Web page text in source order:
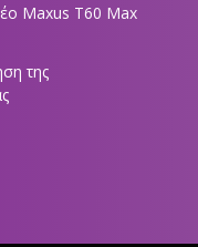
Maxus T60 Max
της